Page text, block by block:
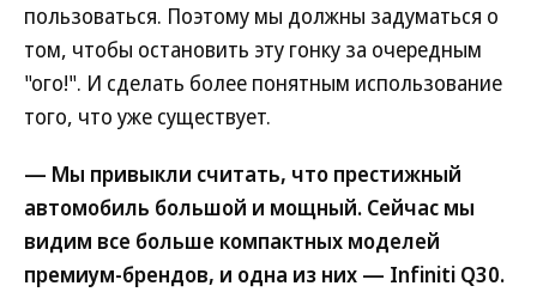
пользоваться. Поэтому мы должны задуматься о
том, чтобы остановить эту гонку за очередным
"ого!". И сделать более понятным использование
того, что уже существует.
— Мы привыкли считать, что престижный
автомобиль большой и мощный. Сейчас мы
видим все больше компактных моделей
премиум-брендов, и одна из них — Infiniti Q30.